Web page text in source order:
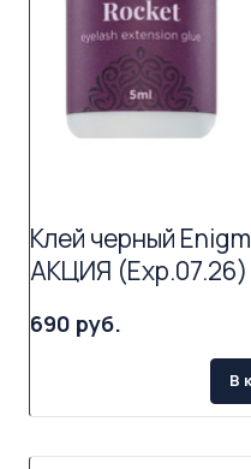
Клей черный
АКЦИЯ (Exp.07.26)
690 руб.
В